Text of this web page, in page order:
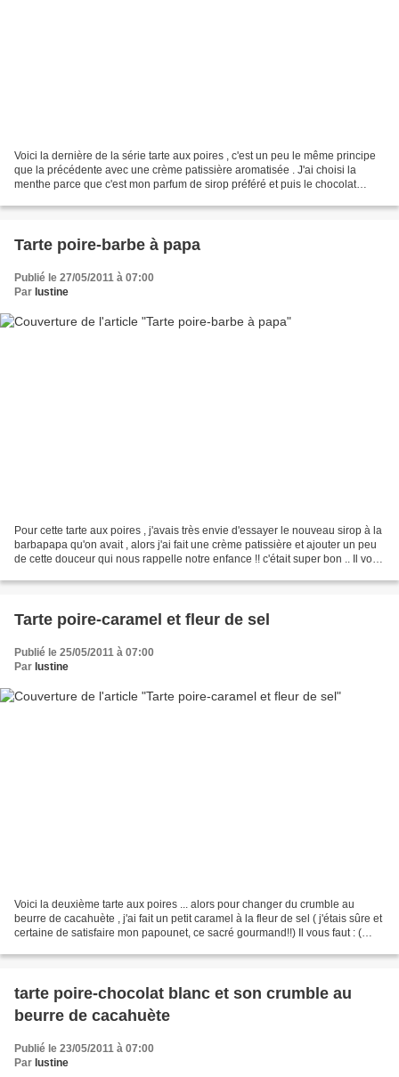
Voici la dernière de la série tarte aux poires , c'est un peu le même principe
que la précédente avec une crème patissière aromatisée . J'ai choisi la
menthe parce que c'est mon parfum de sirop préféré et puis le chocolat
Tarte poire-barbe à papa
Publié le 27/05/2011 à 07:00
Par lustine
Pour cette tarte aux poires , j'avais très envie d'essayer le nouveau sirop à la
barbapapa qu'on avait , alors j'ai fait une crème patissière et ajouter un peu
de cette douceur qui nous rappelle notre enfance !! c'était super bon .. Il vous
Tarte poire-caramel et fleur de sel
Publié le 25/05/2011 à 07:00
Par lustine
Voici la deuxième tarte aux poires ... alors pour changer du crumble au
beurre de cacahuète , j'ai fait un petit caramel à la fleur de sel ( j'étais sûre et
certaine de satisfaire mon papounet, ce sacré gourmand!!) Il vous faut : (
tarte poire-chocolat blanc et son crumble au
beurre de cacahuète
Publié le 23/05/2011 à 07:00
Par lustine